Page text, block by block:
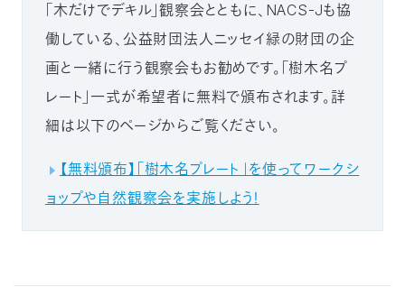
「木だけでデキル」観察会とともに、NACS-Jも協
働している、公益財団法人ニッセイ緑の財団の企
画と一緒に行う観察会もお勧めです。「樹木名プ
レート」一式が希望者に無料で頒布されます。詳
細は以下のページからご覧ください。
【無料頒布】「樹木名プレート」を使ってワークシ
ョップや自然観察会を実施しよう！